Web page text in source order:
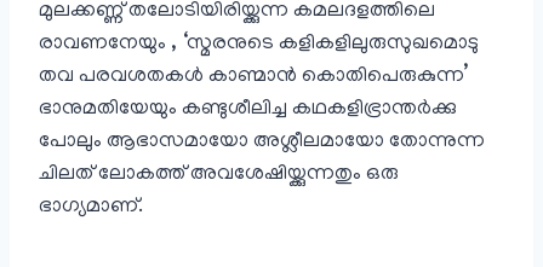
മുലക്കണ്ണ് തലോടിയിരിയ്ക്കുന്ന കമലദളത്തിലെ
രാവണനേയും , ‘സ്മരനുടെ കളികളിലുരുസുഖമൊടു
തവ പരവശതകൾ കാണ്മാൻ കൊതിപെരുകുന്ന’
ഭാനുമതിയേയും കണ്ടുശീലിച്ച കഥകളിഭ്രാന്തർക്കു
പോലും ആഭാസമായോ അശ്ലീലമായോ തോന്നുന്ന
ചിലത് ലോകത്ത് അവശേഷിയ്ക്കുന്നതും ഒരു
ഭാഗ്യമാണ്.